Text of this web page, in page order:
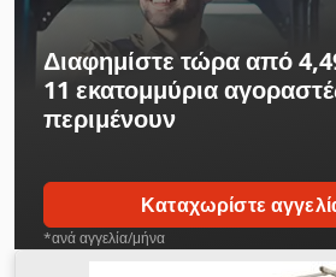
Διαφημίστε τώρα από
11 εκατομμύρια
περιμένουν
Καταχωρίστε
*ανά αγγελία/μήνα